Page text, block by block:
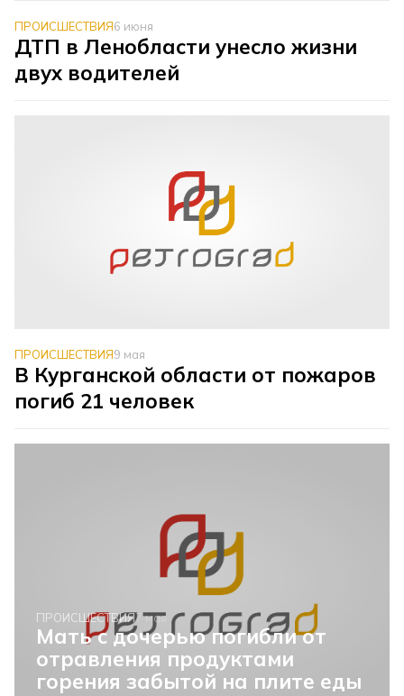
ПРОИСШЕСТВИЯ6 июня
ДТП в Ленобласти унесло жизни
двух водителей
ПРОИСШЕСТВИЯ9 мая
В Курганской области от пожаров
погиб 21 человек
ПРОИСШЕСТВИЯ7 мая
Мать с дочерью погибли от
отравления продуктами
горения забытой на плите еды